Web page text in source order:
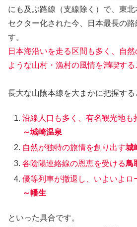
にも及ぶ路線（支線除く）で、東
セクター化された今、日本最長の
す。
日本海沿いを走る区間も多く、自
ような山村・漁村の風情を満喫する
長大な山陰本線を大まかに把握する
沿線人口も多く、有名観光地も
～城崎温泉
自然が独特の旅情を創り出す城
各陰陽連絡線の恩恵を受ける鳥
優等列車が撤退し、いよいよロ
～幡生
といった具合です。